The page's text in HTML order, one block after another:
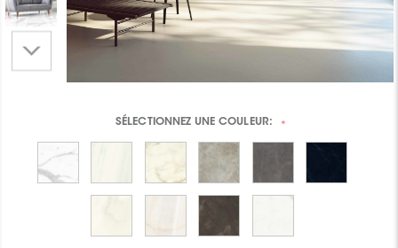
SÉLECTIONNEZ UNE COULEUR: *